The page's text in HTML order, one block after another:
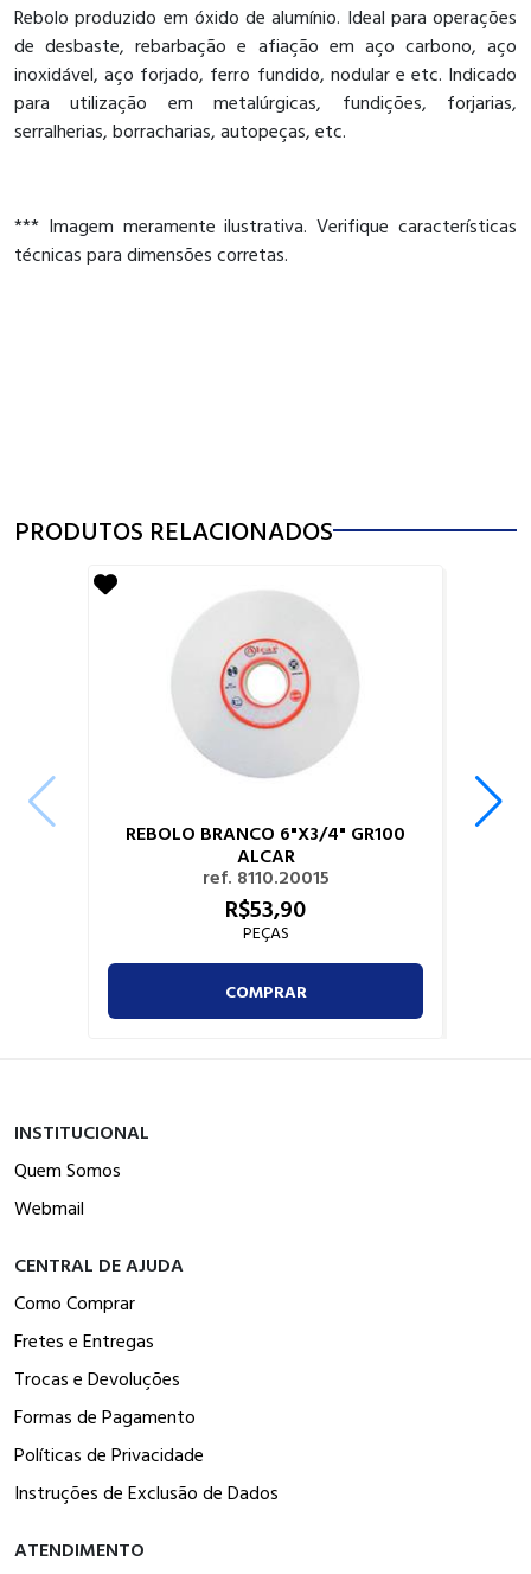
Rebolo produzido em óxido de alumínio. Ideal para operações
de desbaste, rebarbação e afiação em aço carbono, aço
inoxidável, aço forjado, ferro fundido, nodular e etc. Indicado
para utilização em metalúrgicas, fundições, forjarias,
serralherias, borracharias, autopeças, etc.
*** Imagem meramente ilustrativa. Verifique características
técnicas para dimensões corretas.
PRODUTOS RELACIONADOS
REBOLO BRANCO 6"X3/4" GR100
ALCAR
ref. 8110.20015
R$53,90
PEÇAS
COMPRAR
INSTITUCIONAL
Quem Somos
Webmail
CENTRAL DE AJUDA
Como Comprar
Fretes e Entregas
Trocas e Devoluções
Formas de Pagamento
Políticas de Privacidade
Instruções de Exclusão de Dados
ATENDIMENTO